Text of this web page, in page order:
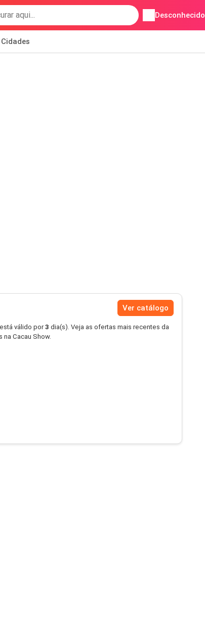
Desconhecido
Cidades
Ver catálogo
válido por3 dia(s). Veja as ofertas mais recentes da
Cacau Show.